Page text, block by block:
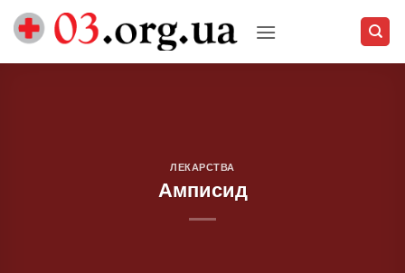
Skip
ЛЕКАРСТВА
Амписид